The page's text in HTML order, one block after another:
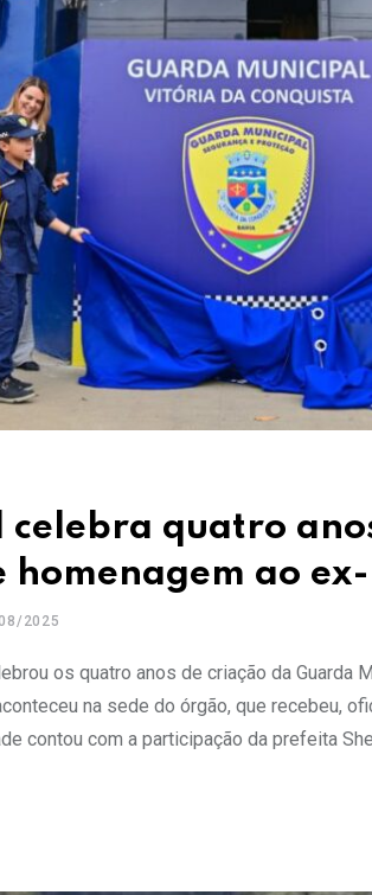
quatro
homenagem ao
2025
os quatro anos de criação da Guarda
na sede do órgão, que recebeu,
contou com a participação da prefeita